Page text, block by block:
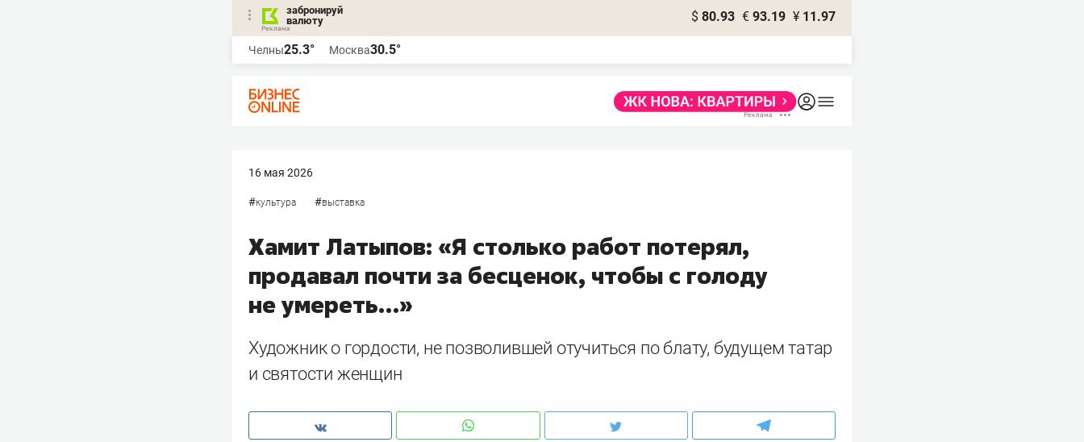
забронируй
валюту
$ 80.93 € 93.19 ¥ 11.97
Челны25.3° Москва30.5°
16 мая 2026
#культура #выставка
Хамит Латыпов: «Я столько работ потерял,
продавал почти за бесценок, чтобы с голоду
не умереть…»
Художник о гордости, не позволившей отучиться по блату, будущем татар
и святости женщин